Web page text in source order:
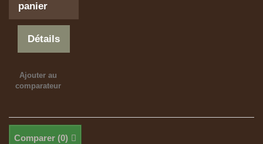
panier
Détails
Ajouter au
comparateur
Comparer (0)